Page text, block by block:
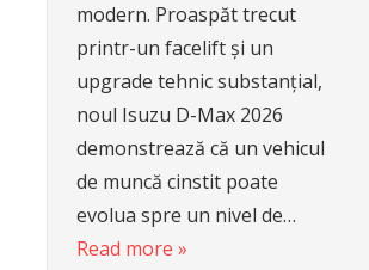
modern. Proaspăt trecut
printr-un facelift și un
upgrade tehnic substanțial,
noul Isuzu D-Max 2026
demonstrează că un vehicul
de muncă cinstit poate
evolua spre un nivel de…
Read more »